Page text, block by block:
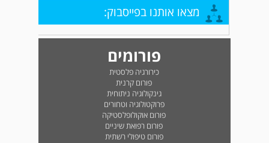
מצאו אותנו בפייסבוק:
פורומים
כירורגיה פלסטית
פורום קרנית
גינקולוגיה ניתוחית
פרוקטולוגיה וטחורים
פורום אוקולופלסטיקה
פורום רפואת שיניים
פורום טיפולי רשתית